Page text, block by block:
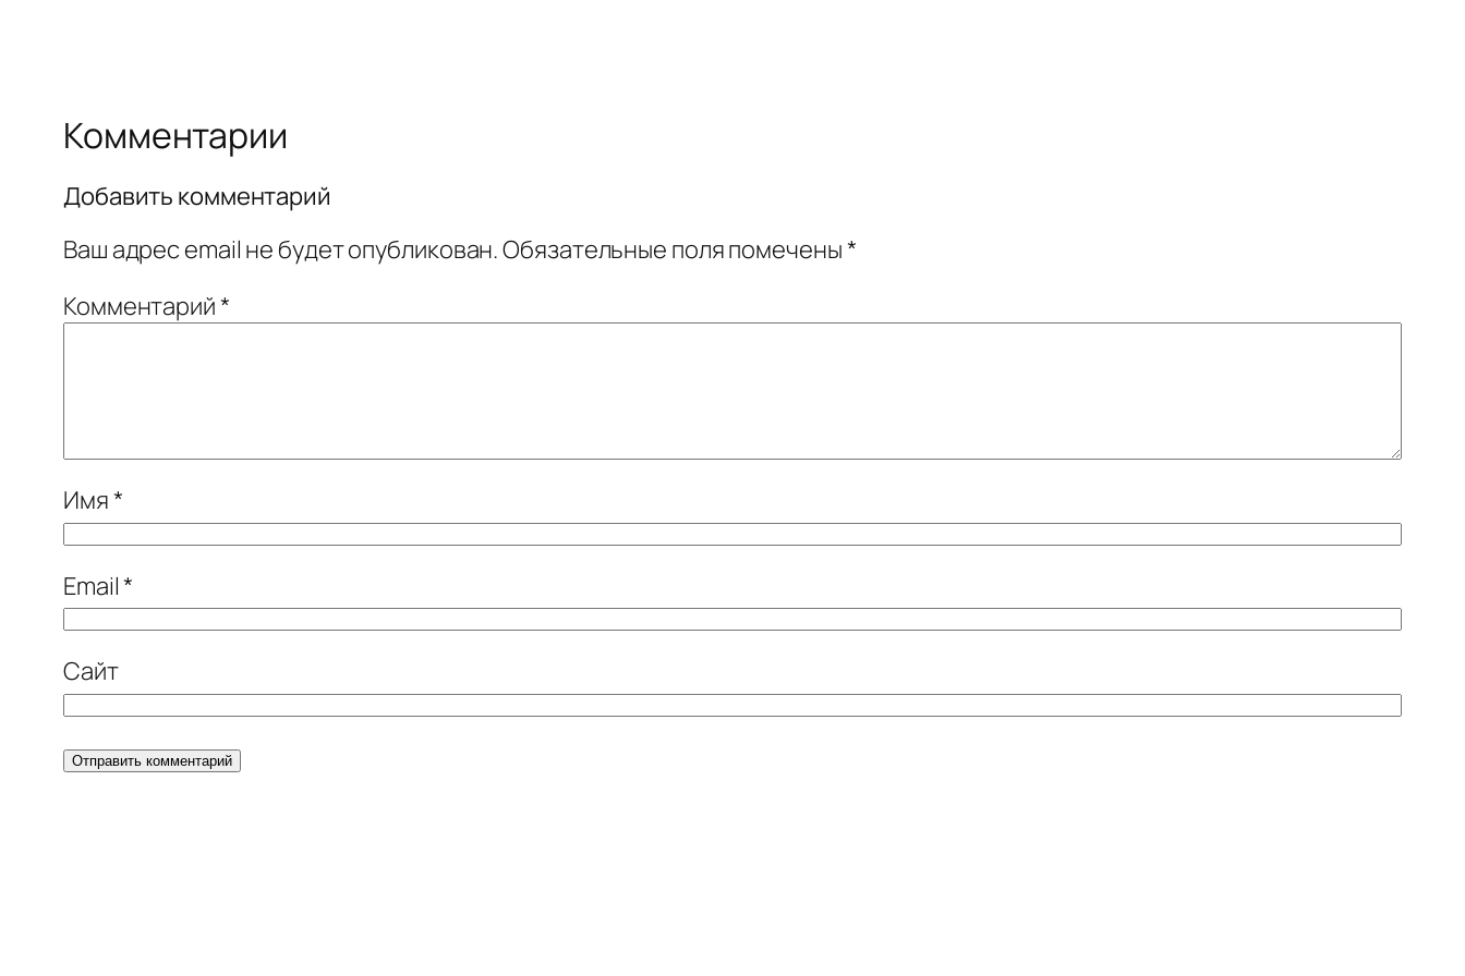
Комментарии
Добавить комментарий
Ваш адрес email не будет опубликован.Обязательные поля помечены*
Комментарий*
Имя*
Email*
Сайт